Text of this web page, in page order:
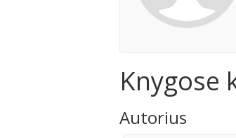
Knygose
Autorius